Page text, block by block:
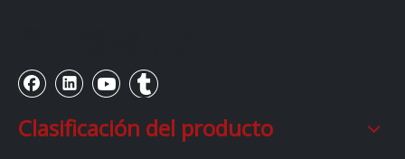
Clasificación del producto